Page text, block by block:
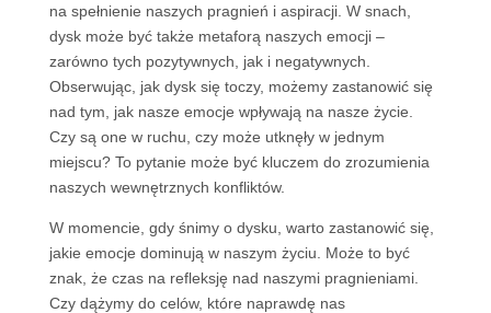
na spełnienie naszych pragnień i aspiracji. W snach,
dysk może być także metaforą naszych emocji –
zarówno tych pozytywnych, jak i negatywnych.
Obserwując, jak dysk się toczy, możemy zastanowić się
nad tym, jak nasze emocje wpływają na nasze życie.
Czy są one w ruchu, czy może utknęły w jednym
miejscu? To pytanie może być kluczem do zrozumienia
naszych wewnętrznych konfliktów.
W momencie, gdy śnimy o dysku, warto zastanowić się,
jakie emocje dominują w naszym życiu. Może to być
znak, że czas na refleksję nad naszymi pragnieniami.
Czy dążymy do celów, które naprawdę nas